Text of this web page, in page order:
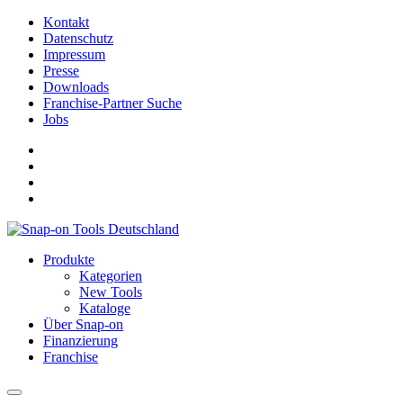
Kontakt
Datenschutz
Impressum
Presse
Downloads
Franchise-Partner Suche
Jobs
Produkte
Kategorien
New Tools
Kataloge
Über Snap-on
Finanzierung
Franchise